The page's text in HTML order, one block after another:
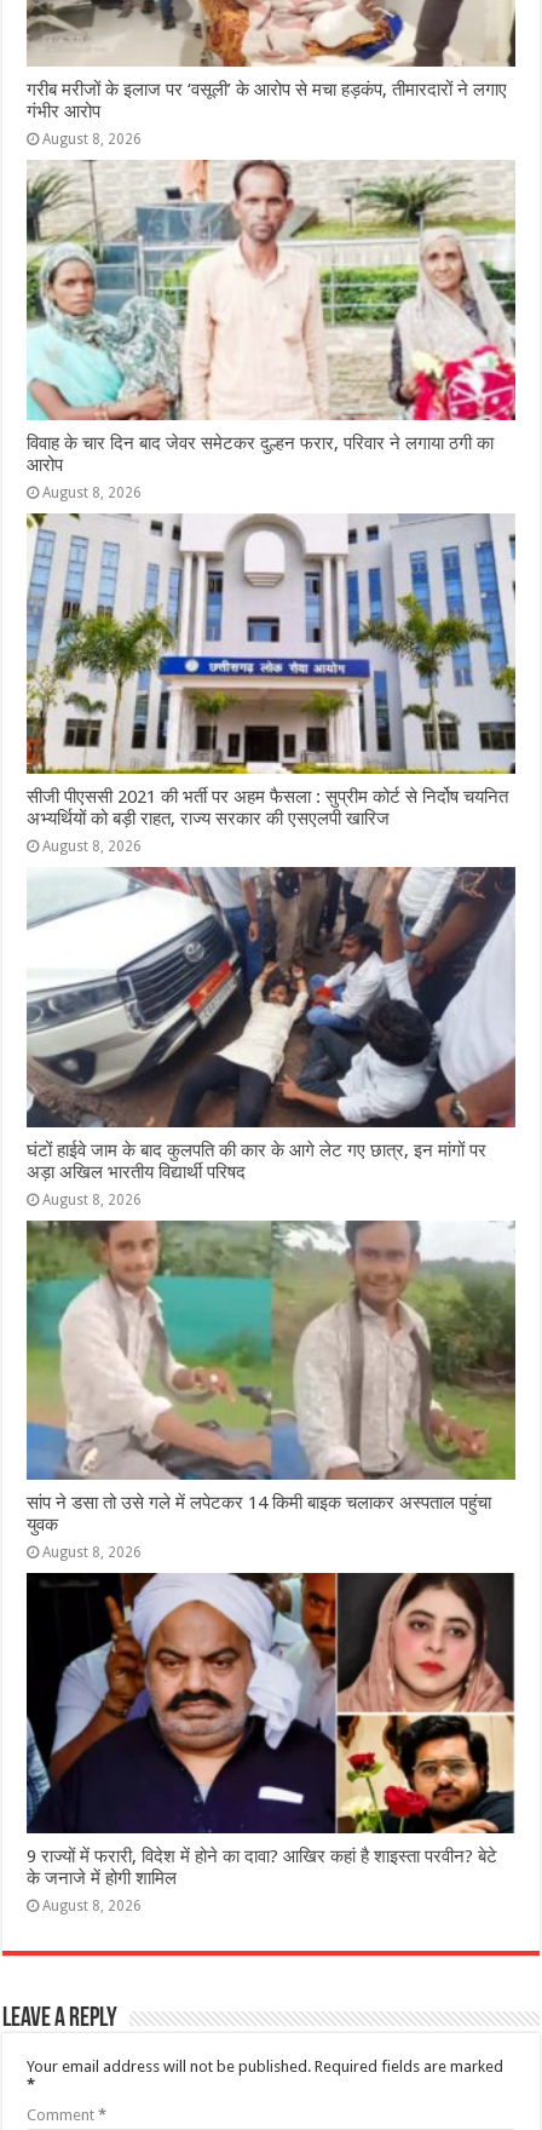
गरीब मरीजों के इलाज पर ‘वसूली’ के आरोप से मचा हड़कंप, तीमारदारों ने लगाए
गंभीर आरोप
August 8, 2026
विवाह के चार दिन बाद जेवर समेटकर दुल्हन फरार, परिवार ने लगाया ठगी का
आरोप
August 8, 2026
सीजी पीएससी 2021 की भर्ती पर अहम फैसला : सुप्रीम कोर्ट से निर्दोष चयनित
अभ्यर्थियों को बड़ी राहत, राज्य सरकार की एसएलपी खारिज
August 8, 2026
घंटों हाईवे जाम के बाद कुलपति की कार के आगे लेट गए छात्र, इन मांगों पर
अड़ा अखिल भारतीय विद्यार्थी परिषद
August 8, 2026
सांप ने डसा तो उसे गले में लपेटकर 14 किमी बाइक चलाकर अस्पताल पहुंचा
युवक
August 8, 2026
9 राज्‍यों में फरारी, व‍िदेश में होने का दावा? आख‍िर कहां है शाइस्‍ता परवीन? बेटे
के जनाजे में होगी शामिल
August 8, 2026
Leave a Reply
Your email address will not be published. Required fields are marked
*
Comment*